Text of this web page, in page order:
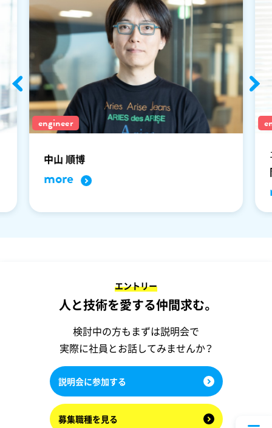
engineer
中山 順博
more
エントリー
人と技術を愛する仲間求む。
検討中の方もまずは説明会で
実際に社員とお話してみませんか？
説明会に参加する
募集職種を見る